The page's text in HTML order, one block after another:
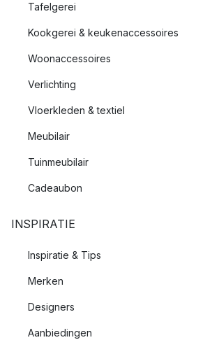
Tafelgerei
Kookgerei & keukenaccessoires
Woonaccessoires
Verlichting
Vloerkleden & textiel
Meubilair
Tuinmeubilair
Cadeaubon
INSPIRATIE
Inspiratie & Tips
Merken
Designers
Aanbiedingen